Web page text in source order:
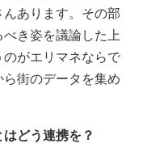
あります。その部
き姿を議論した上
がエリマネならで
街のデータを集め
どう連携を？